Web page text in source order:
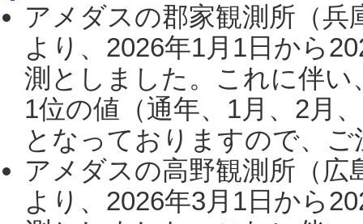
アメダスの郡家観測所（
より、2026年1月1日から
測としました。これに伴い
1位の値（通年、1月、2月
となっておりますので、
アメダスの高野観測所（
より、2026年3月1日から